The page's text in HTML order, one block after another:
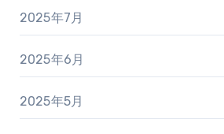
2025年7月
2025年6月
2025年5月